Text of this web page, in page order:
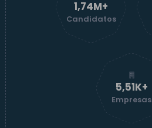
1,74M+
Candidatos
5,52K+
Empresas